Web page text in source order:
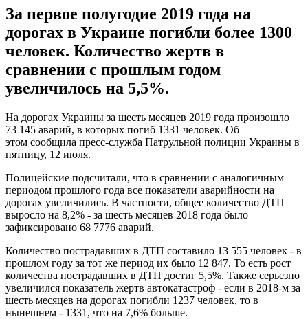
За первое полугодие 2019 года на
дорогах в Украине погибли более 1300
человек. Количество жертв в
сравнении с прошлым годом
увеличилось на 5,5%.
На дорогах Украины за шесть месяцев 2019 года произошло
73 145 аварий, в которых погиб 1331 человек. Об
этом сообщила пресс-служба Патрульной полиции Украины в
пятницу, 12 июля.
Полицейские подсчитали, что в сравнении с аналогичным
периодом прошлого года все показатели аварийности на
дорогах увеличились. В частности, общее количество ДТП
выросло на 8,2% - за шесть месяцев 2018 года было
зафиксировано 68 7776 аварий.
Количество пострадавших в ДТП составило 13 555 человек - в
прошлом году за тот же период их было 12 847. То есть рост
количества пострадавших в ДТП достиг 5,5%. Также серьезно
увеличился показатель жертв автокатастроф - если в 2018-м за
шесть месяцев на дорогах погибли 1237 человек, то в
нынешнем - 1331, что на 7,6% больше.